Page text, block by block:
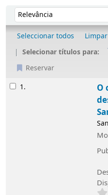
Ordenar
Ordenar por:
Seleccionar todos
Selecionar títulos para:
Reservar
Resultados
1.
O